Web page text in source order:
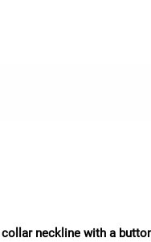
neckline with a